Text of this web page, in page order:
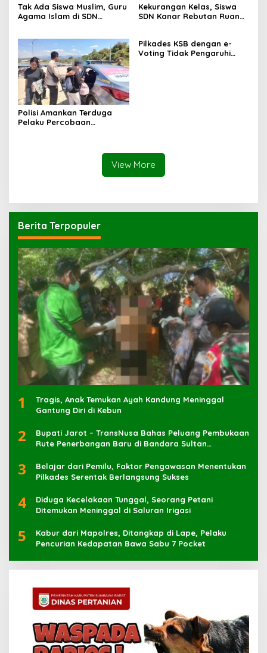
Tak Ada Siswa Muslim, Guru
Agama Islam di SDN
Kekurangan Kelas, Siswa
SDN Kanar Rebutan Ruang
Polisi Amankan Terduga
Pelaku Percobaan
Pilkades KSB dengan e-
Voting Tidak Pengaruhi
View More
Berita Terpopuler
1
Tragis, Anak Temukan Ayah Kandung Meninggal
Gantung Diri di Kebun
2
Bupati Jarot – TransNusa Bahas Peluang Pembukaan
Rute Penerbangan Baru di Bandara Sultan
3
Belajar dari Pemilu, Faktor Pengawasan Menentukan
Pilkades Serentak Berlangsung Sukses
4
Diduga Kecelakaan Tunggal, Seorang Petani
Ditemukan Meninggal di Saluran Irigasi
5
Kabur dari Mapolres, Ditangkap di Lape, Pelaku
Pencurian Kedapatan Bawa Sabu 7 Pocket